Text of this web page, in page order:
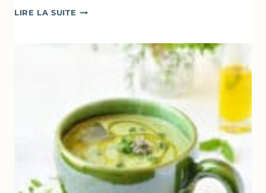
LIRE LA SUITE ABRICOTS
D’ORANGER